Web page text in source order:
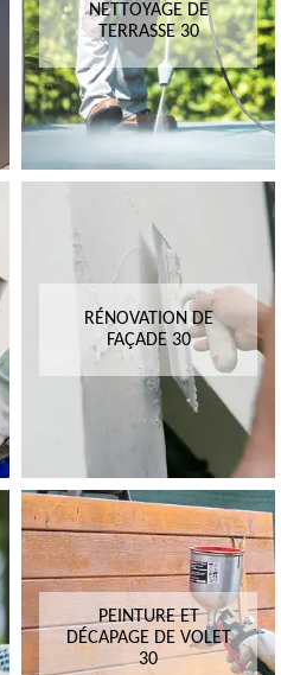
NETTOYAGE DE
TERRASSE 30
RÉNOVATION DE
FAÇADE 30
PEINTURE ET
DÉCAPAGE DE VOLET
30